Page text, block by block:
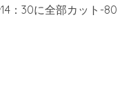
：30に全部カット-80